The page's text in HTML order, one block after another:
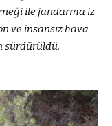
ile jandarma iz
ve insansız hava
sürdürüldü.